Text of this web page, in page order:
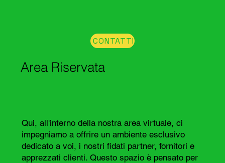
CONTATTI
Area Riservata
Qui, all'interno della nostra area virtuale, ci
impegniamo a offrire un ambiente esclusivo
dedicato a voi, i nostri fidati partner, fornitori e
apprezzati clienti. Questo spazio è pensato per